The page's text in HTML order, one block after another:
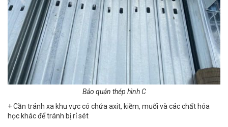
Bảo quản thép hình C
+ Cần tránh xa khu vực có chứa axit, kiềm, muối và các chất hóa
học khác để tránh bị rỉ sét